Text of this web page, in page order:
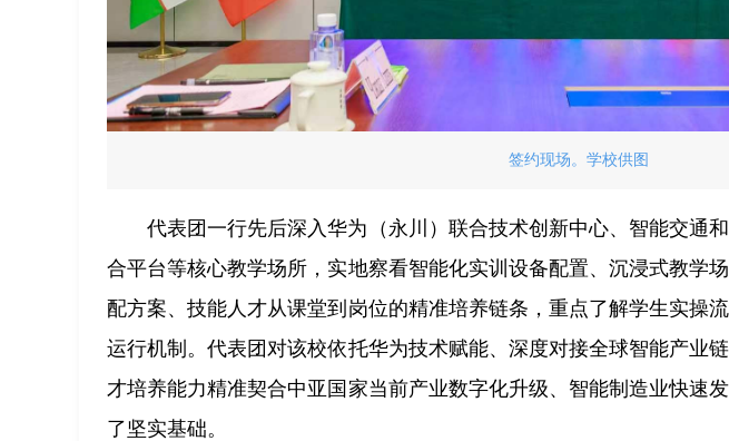
签约现场。学校供图
代表团一行先后深入华为（永川）联合技术创新中心、智能交通
合平台等核心教学场所，实地察看智能化实训设备配置、沉浸式教学
配方案、技能人才从课堂到岗位的精准培养链条，重点了解学生实操
运行机制。代表团对该校依托华为技术赋能、深度对接全球智能产业
才培养能力精准契合中亚国家当前产业数字化升级、智能制造业快速
了坚实基础。